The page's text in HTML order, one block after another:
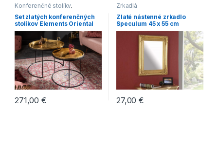
Konferenčné stolíky,
Konferenčné stolíky v
industriálnom štýle,
Konferenčné stolíky v
modernom štýle,Oblé
konferenčné stolíky
Set zlatých konferenčných
stolíkov Elements Oriental
2ks »
271,00€
Zrkadlá
Zlaté nástenné zrkadlo
Speculum 45 x 55 cm
27,00€